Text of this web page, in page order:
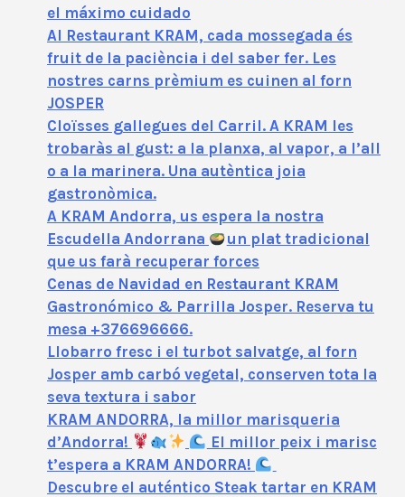
el máximo cuidado
Al Restaurant KRAM, cada mossegada és
fruit de la paciència i del saber fer. Les
nostres carns prèmium es cuinen al forn
JOSPER
Cloïsses gallegues del Carril. A KRAM les
trobaràs al gust: a la planxa, al vapor, a l’all
o a la marinera. Una autèntica joia
gastronòmica.
A KRAM Andorra, us espera la nostra
Escudella Andorrana
un plat tradicional
que us farà recuperar forces
Cenas de Navidad en Restaurant KRAM
Gastronómico & Parrilla Josper. Reserva tu
mesa +376696666.
Llobarro fresc i el turbot salvatge, al forn
Josper amb carbó vegetal, conserven tota la
seva textura i sabor
KRAM ANDORRA, la millor marisqueria
d’Andorra!
El millor peix i marisc
t’espera a KRAM ANDORRA!
Descubre el auténtico Steak tartar en KRAM